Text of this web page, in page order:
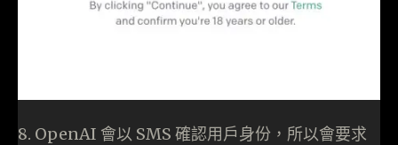
8. OpenAI 會以 SMS 確認用戶身份，所以會要求